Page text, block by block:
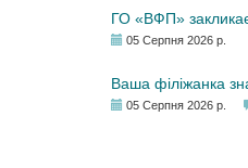
ГО «ВФП»
05 Серпня 2026 р.
Ваша філіжанка
05 Серпня 2026 р.